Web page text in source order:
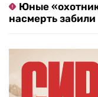
Юные
насмерть